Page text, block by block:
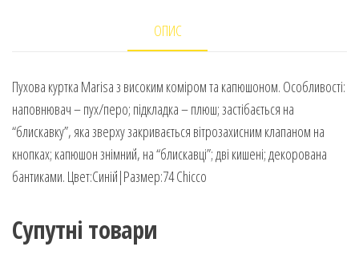
ОПИС
Пухова куртка Marisa з високим коміром та капюшоном. Особливості:
наповнювач – пух/перо; підкладка – плюш; застібається на
“блискавку”, яка зверху закривається вітрозахисним клапаном на
кнопках; капюшон знімний, на “блискавці”; дві кишені; декорована
бантиками. Цвет:Синій|Размер:74 Chicco
Супутні товари